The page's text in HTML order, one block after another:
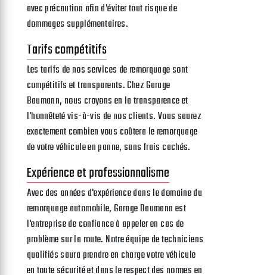
avec précaution afin d'éviter tout risque de
dommages supplémentaires.
Tarifs compétitifs
Les tarifs de nos services de remorquage sont
compétitifs et transparents. Chez Garage
Baumann, nous croyons en la transparence et
l'honnêteté vis-à-vis de nos clients. Vous saurez
exactement combien vous coûtera le remorquage
de votre véhicule en panne, sans frais cachés.
Expérience et professionnalisme
Avec des années d'expérience dans le domaine du
remorquage automobile, Garage Baumann est
l'entreprise de confiance à appeler en cas de
problème sur la route. Notre équipe de techniciens
qualifiés saura prendre en charge votre véhicule
en toute sécurité et dans le respect des normes en